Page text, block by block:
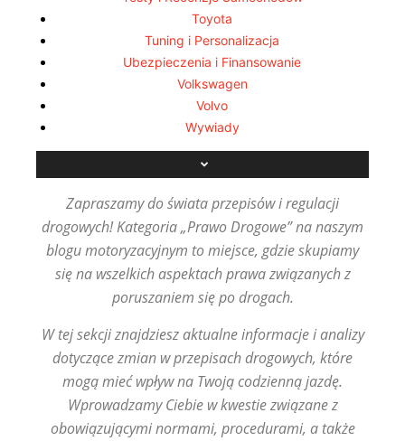
Toyota
Tuning i Personalizacja
Ubezpieczenia i Finansowanie
Volkswagen
Volvo
Wywiady
Zapraszamy do świata przepisów i regulacji
drogowych! Kategoria „Prawo Drogowe” na naszym
blogu motoryzacyjnym to miejsce, gdzie skupiamy
się na wszelkich aspektach prawa związanych z
poruszaniem się po drogach.
W tej sekcji znajdziesz aktualne informacje i analizy
dotyczące zmian w przepisach drogowych, które
mogą mieć wpływ na Twoją codzienną jazdę.
Wprowadzamy Ciebie w kwestie związane z
obowiązującymi normami, procedurami, a także